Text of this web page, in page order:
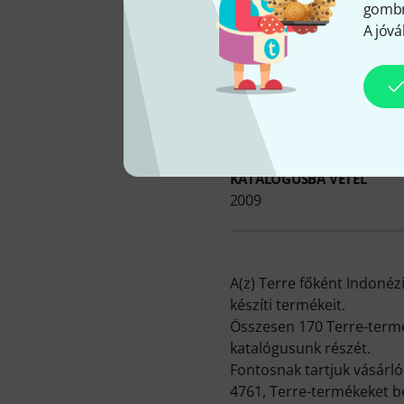
A
KATALÓGUSBA VÉTEL
2009
A(z) Terre főként
készíti termékeit.
Összesen 170 Terre-
katalógusunk részét.
Fontosnak tartjuk
4761, Terre-termékeket